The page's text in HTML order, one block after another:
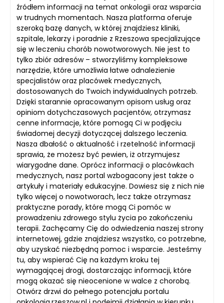
źródłem informacji na temat onkologii oraz wsparcia
w trudnych momentach. Nasza platforma oferuje
szeroką bazę danych, w której znajdziesz kliniki,
szpitale, lekarzy i poradnie z Rzeszowa specjalizujące
się w leczeniu chorób nowotworowych. Nie jest to
tylko zbiór adresów – stworzyliśmy kompleksowe
narzędzie, które umożliwia łatwe odnalezienie
specjalistów oraz placówek medycznych,
dostosowanych do Twoich indywidualnych potrzeb.
Dzięki starannie opracowanym opisom usług oraz
opiniom dotychczasowych pacjentów, otrzymasz
cenne informacje, które pomogą Ci w podjęciu
świadomej decyzji dotyczącej dalszego leczenia.
Nasza dbałość o aktualność i rzetelność informacji
sprawia, że możesz być pewien, iż otrzymujesz
wiarygodne dane. Oprócz informacji o placówkach
medycznych, nasz portal wzbogacony jest także o
artykuły i materiały edukacyjne. Dowiesz się z nich nie
tylko więcej o nowotworach, lecz także otrzymasz
praktyczne porady, które mogą Ci pomóc w
prowadzeniu zdrowego stylu życia po zakończeniu
terapii. Zachęcamy Cię do odwiedzenia naszej strony
internetowej, gdzie znajdziesz wszystko, co potrzebne,
aby uzyskać niezbędną pomoc i wsparcie. Jesteśmy
tu, aby wspierać Cię na każdym kroku tej
wymagającej drogi, dostarczając informacji, które
mogą okazać się nieocenione w walce z chorobą.
Otwórz drzwi do pełnego potencjału portalu